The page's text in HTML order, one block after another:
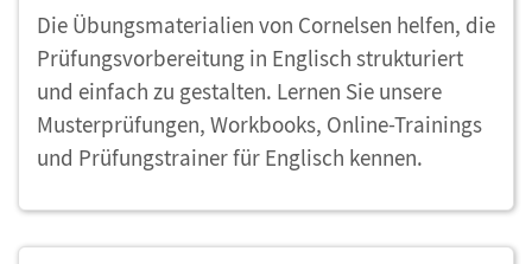
Die Übungsmaterialien von Cornelsen helfen, die
Prüfungsvorbereitung in Englisch strukturiert
und einfach zu gestalten. Lernen Sie unsere
Musterprüfungen, Workbooks, Online-Trainings
und Prüfungstrainer für Englisch kennen.